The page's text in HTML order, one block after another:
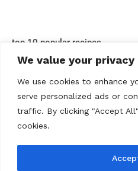
We value your privacy
We use cookies to enhance
serve personalized ads or
traffic. By clicking "Accept
cookies.
top 10 popular recipes